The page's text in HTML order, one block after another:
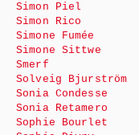
Simon Piel
Simon Rico
Simone Fumée
Simone Sittwe
Smerf
Solveig Bjurström
Sonia Condesse
Sonia Retamero
Sophie Bourlet